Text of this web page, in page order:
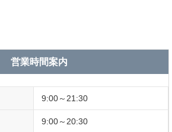
営業時間案内
9:00～21:30
9:00～20:30